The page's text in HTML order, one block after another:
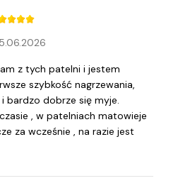
z tych patelni i jestem
szybkość nagrzewania,
bardzo dobrze się myje.
, w patelniach matowieje
za wcześnie , na razie jest